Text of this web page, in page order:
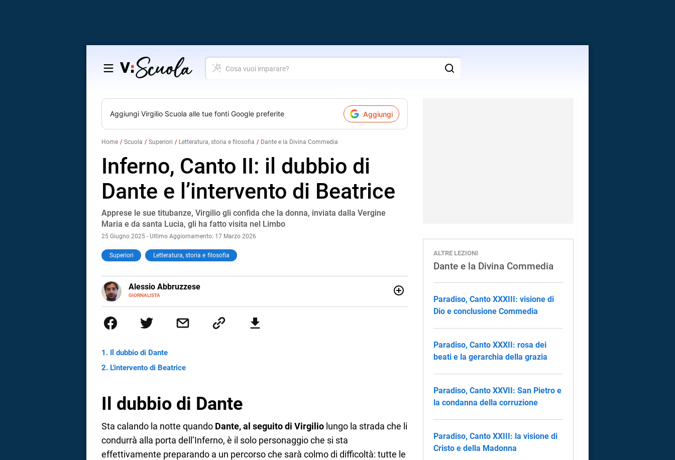
Salta
contenuto
Cosa
vuoi
Aggiungi Virgilio Scuola alle tue fonti Google preferite Aggiungi
Home Scuola Superiori Letteratura, storia e filosofia Dante e la Divina Commedia
Inferno, Canto II: il dubbio di
Dante e l’intervento di Beatrice
Apprese le sue titubanze, Virgilio gli confida che la donna, inviata dalla Vergine
Maria e da santa Lucia, gli ha fatto visita nel Limbo
25 Giugno 2025 - Ultimo Aggiornamento: 17 Marzo 2026
Superiori Letteratura, storia e filosofia
Alessio Abbruzzese
GIORNALISTA
sulle pagine de Il cuoio sul Corriere dello Sport, e online sul sito del Guerin Sportivo. Mi
interesso di numerosissime altre cose, ma di quelle di solito non scrivo.
Il dubbio di Dante
L'intervento di Beatrice
Il dubbio di Dante
Sta calando la notte quando Dante, al seguito di Virgilio lungo la strada che li
condurrà alla porta dell’Inferno, è il solo personaggio che si sta
effettivamente preparando a un percorso che sarà colmo di difficoltà: tutte le
ALTRE LEZIONI
Dante e la Divina Commedia
Paradiso, Canto XXXIII: visione di
Dio e conclusione Commedia
Paradiso, Canto XXXII: rosa dei
beati e la gerarchia della grazia
Paradiso, Canto XXVII: San Pietro e
la condanna della corruzione
Paradiso, Canto XXIII: la visione di
Cristo e della Madonna